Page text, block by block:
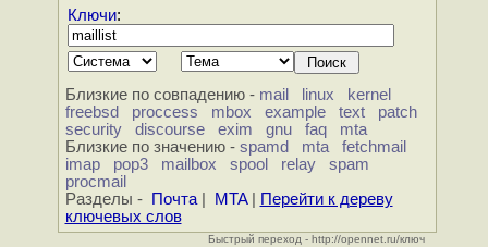
Ключи:
Близкие по совпадению - mail linux
kernel
freebsd
proccess mbox example text
patch
security
discourse exim gnu faq
mta
Близкие по значению - spamd mta
fetchmail
imap
pop3 mailbox spool relay
spam
procmail
Разделы -
Почта| MTA|
Перейти к дереву
ключевых слов
Быстрый переход - http://opennet.ru/ключ